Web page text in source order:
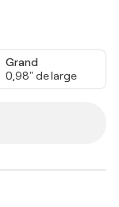
Grand
0,98" de large